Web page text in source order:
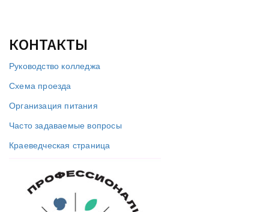
КОНТАКТЫ
Руководство колледжа
Схема проезда
Организация питания
Часто задаваемые вопросы
Краеведческая страница